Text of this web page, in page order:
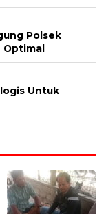
Polsek
Optimal
Untuk